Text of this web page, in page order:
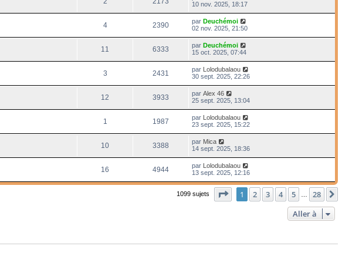
10 nov. 2025, 18:17
4 2390 par Deuchémoi
02 nov. 2025, 21:50
11 6333 par Deuchémoi
15 oct. 2025, 07:44
3 2431 par
Lolodubalaou
30 sept. 2025, 22:26
12 3933 parAlex 46
25 sept. 2025, 13:04
1 1987 par
Lolodubalaou
23 sept. 2025, 15:22
10 3388 par Mica
14 sept. 2025, 18:36
16 4944 par
Lolodubalaou
13 sept. 2025, 12:16
1099 sujets Page sur28
1 2 3 4 5 28
Aller à